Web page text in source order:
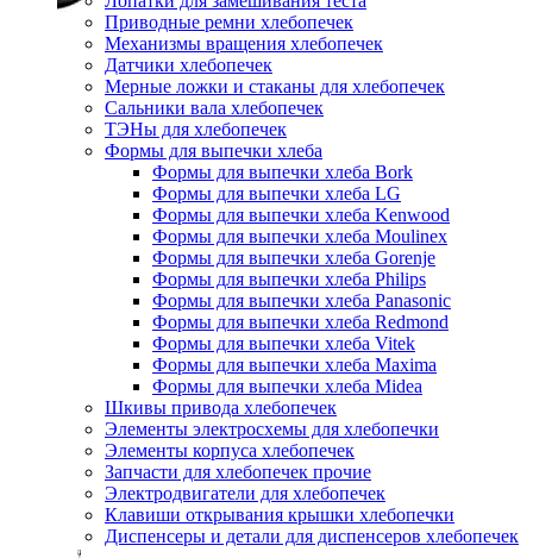
Приводные ремни хлебопечек
Механизмы вращения хлебопечек
Датчики хлебопечек
Мерные ложки и стаканы для хлебопечек
Сальники вала хлебопечек
ТЭНы для хлебопечек
Формы для выпечки хлеба
Формы для выпечки хлеба Bork
Формы для выпечки хлеба LG
Формы для выпечки хлеба Kenwood
Формы для выпечки хлеба Moulinex
Формы для выпечки хлеба Gorenje
Формы для выпечки хлеба Philips
Формы для выпечки хлеба Panasonic
Формы для выпечки хлеба Redmond
Формы для выпечки хлеба Vitek
Формы для выпечки хлеба Maxima
Формы для выпечки хлеба Midea
Шкивы привода хлебопечек
Элементы электросхемы для хлебопечки
Элементы корпуса хлебопечек
Запчасти для хлебопечек прочие
Электродвигатели для хлебопечек
Клавиши открывания крышки хлебопечки
Диспенсеры и детали для диспенсеров хлебопечек